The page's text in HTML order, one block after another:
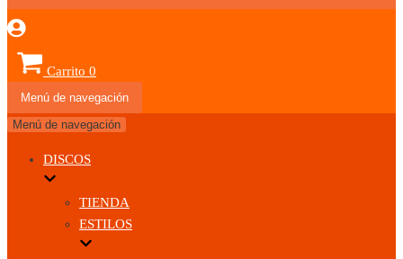
Carrito 0
Menú de navegación
Menú de navegación
DISCOS
TIENDA
ESTILOS